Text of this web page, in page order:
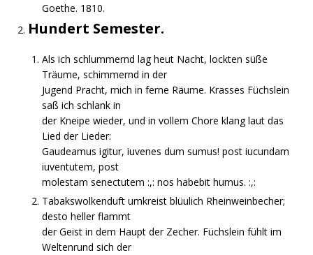
Goethe. 1810.
Hundert Semester.
Als ich schlummernd lag heut Nacht, lockten süße
Träume, schimmernd in der
Jugend Pracht, mich in ferne Räume. Krasses Füchslein
saß ich schlank in
der Kneipe wieder, und in vollem Chore klang laut das
Lied der Lieder:
Gaudeamus igitur, iuvenes dum sumus! post iucundam
iuventutem, post
molestam senectutem :,: nos habebit humus. :,:
Tabakswolkenduft umkreist blüulich Rheinweinbecher;
desto heller flammt
der Geist in dem Haupt der Zecher. Füchslein fühlt im
Weltenrund sich der